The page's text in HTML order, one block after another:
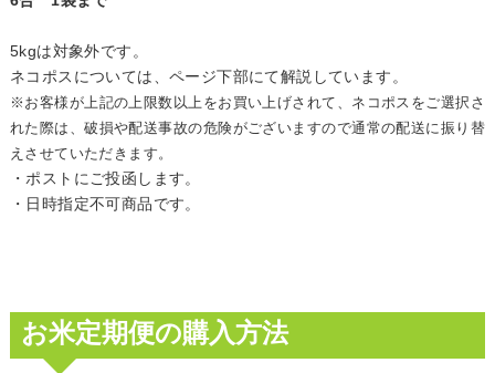
5kgは対象外です。
ネコポスについては、ページ下部にて解説しています。
※お客様が上記の上限数以上をお買い上げされて、ネコポスをご選択さ
れた際は、破損や配送事故の危険がございますので通常の配送に振り替
えさせていただきます。
・ポストにご投函します。
・日時指定不可商品です。
お米定期便の購入方法